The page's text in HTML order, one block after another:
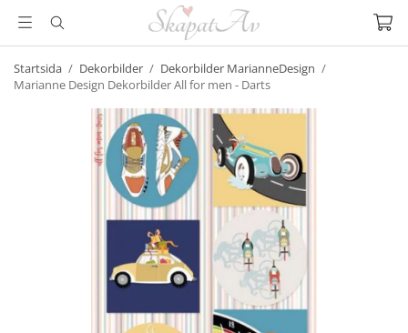
Startsida / Dekorbilder / Dekorbilder MarianneDesign /
Marianne Design Dekorbilder All for men - Darts